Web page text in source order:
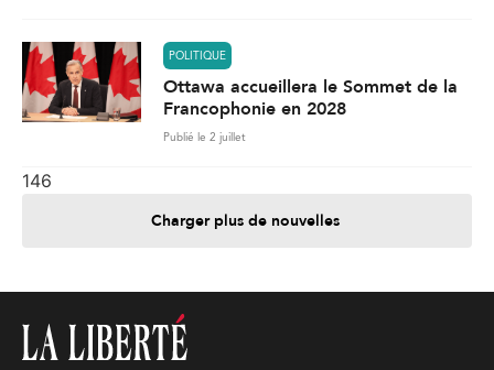
POLITIQUE
Ottawa accueillera le Sommet de la
Francophonie en 2028
Publié le 2 juillet
146
Charger plus de nouvelles